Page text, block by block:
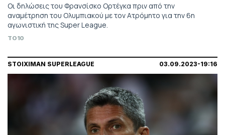
Οι δηλώσεις του Φρανσίσκο Ορτέγκα πριν από την
αναμέτρηση του Ολυμπιακού με τον Ατρόμητο για την 6η
αγωνιστική της Super League.
TO10
STOIXIMAN SUPERLEAGUE 03.09.2023-19:16